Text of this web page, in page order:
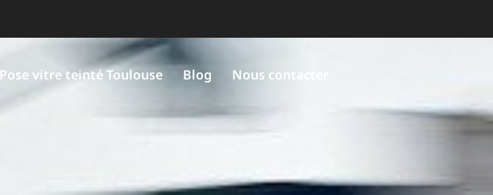
Pose vitre teinté Toulouse Blog Nous contacter